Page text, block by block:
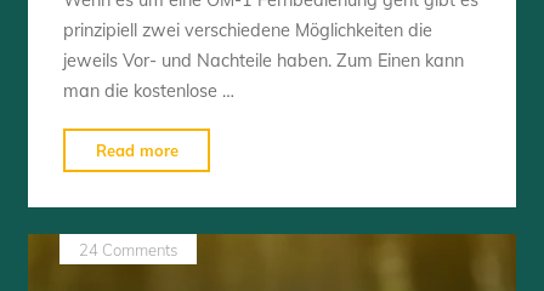
prinzipiell zwei verschiedene Möglichkeiten die
jeweils Vor- und Nachteile haben. Zum Einen kann
man die kostenlose …
Read more
OM-
1
Fernbedienung"
24 Comments